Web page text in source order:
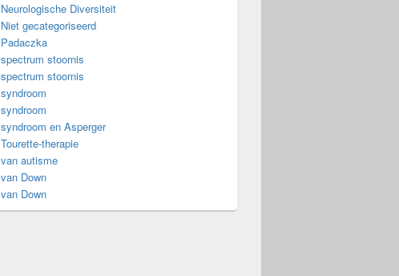
Neurologische Diversiteit
Niet gecategoriseerd
Padaczka
spectrum stoornis
spectrum stoornis
syndroom
syndroom
syndroom en Asperger
Tourette-therapie
van autisme
van Down
van Down